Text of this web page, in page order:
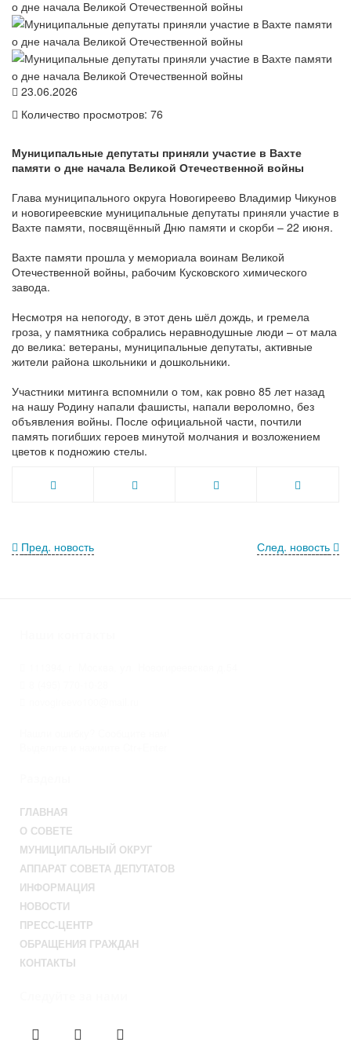
23.06.2026
Количество просмотров: 76
Муниципальные депутаты приняли участие в Вахте
памяти о дне начала Великой Отечественной войны
Глава муниципального округа Новогиреево Владимир Чикунов
и новогиреевские муниципальные депутаты приняли участие в
Вахте памяти, посвящённый Дню памяти и скорби – 22 июня.
Вахте памяти прошла у мемориала воинам Великой
Отечественной войны, рабочим Кусковского химического
завода.
Несмотря на непогоду, в этот день шёл дождь, и гремела
гроза, у памятника собрались неравнодушные люди – от мала
до велика: ветераны, муниципальные депутаты, активные
жители района школьники и дошкольники.
Участники митинга вспомнили о том, как ровно 85 лет назад
на нашу Родину напали фашисты, напали вероломно, без
объявления войны. После официальной части, почтили
память погибших героев минутой молчания и возложением
цветов к подножию стелы.
След. новость
Пред. новость
ГЛАВНАЯ
О СОВЕТЕ
МУНИЦИПАЛЬНЫЙ ОКРУГ
АППАРАТ СОВЕТА ДЕПУТАТОВ
ИНФОРМАЦИЯ
НОВОСТИ
ПРЕСС-ЦЕНТР
ОБРАЩЕНИЯ ГРАЖДАН
КОНТАКТЫ